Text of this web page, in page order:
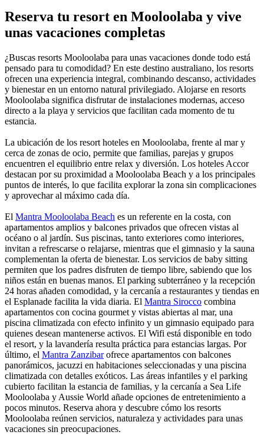
Reserva tu resort en Mooloolaba y vive
unas vacaciones completas
¿Buscas resorts Mooloolaba para unas vacaciones donde todo está
pensado para tu comodidad? En este destino australiano, los resorts
ofrecen una experiencia integral, combinando descanso, actividades
y bienestar en un entorno natural privilegiado. Alojarse en resorts
Mooloolaba significa disfrutar de instalaciones modernas, acceso
directo a la playa y servicios que facilitan cada momento de tu
estancia.
La ubicación de los resort hoteles en Mooloolaba, frente al mar y
cerca de zonas de ocio, permite que familias, parejas y grupos
encuentren el equilibrio entre relax y diversión. Los hoteles Accor
destacan por su proximidad a Mooloolaba Beach y a los principales
puntos de interés, lo que facilita explorar la zona sin complicaciones
y aprovechar al máximo cada día.
El Mantra Mooloolaba Beach es un referente en la costa, con
apartamentos amplios y balcones privados que ofrecen vistas al
océano o al jardín. Sus piscinas, tanto exteriores como interiores,
invitan a refrescarse o relajarse, mientras que el gimnasio y la sauna
complementan la oferta de bienestar. Los servicios de baby sitting
permiten que los padres disfruten de tiempo libre, sabiendo que los
niños están en buenas manos. El parking subterráneo y la recepción
24 horas añaden comodidad, y la cercanía a restaurantes y tiendas en
el Esplanade facilita la vida diaria. El Mantra Sirocco combina
apartamentos con cocina gourmet y vistas abiertas al mar, una
piscina climatizada con efecto infinito y un gimnasio equipado para
quienes desean mantenerse activos. El Wifi está disponible en todo
el resort, y la lavandería resulta práctica para estancias largas. Por
último, el Mantra Zanzibarofrece apartamentos con balcones
panorámicos, jacuzzi en habitaciones seleccionadas y una piscina
climatizada con detalles exóticos. Las áreas infantiles y el parking
cubierto facilitan la estancia de familias, y la cercanía a Sea Life
Mooloolaba y Aussie World añade opciones de entretenimiento a
pocos minutos. Reserva ahora y descubre cómo los resorts
Mooloolaba reúnen servicios, naturaleza y actividades para unas
vacaciones sin preocupaciones.